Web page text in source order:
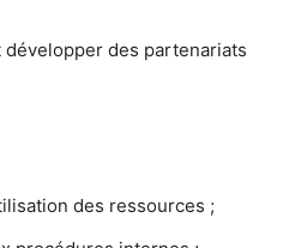
des partenariats
des ressources ;